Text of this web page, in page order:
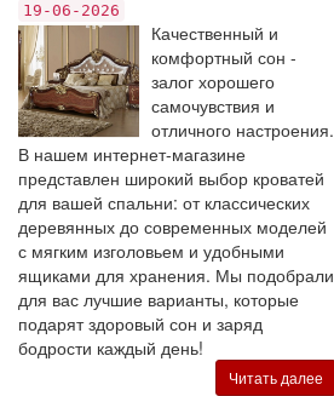
19-06-2026
Качественный и
комфортный сон -
залог хорошего
самочувствия и
отличного настроения.
В нашем интернет-магазине
представлен широкий выбор кроватей
для вашей спальни: от классических
деревянных до современных моделей
с мягким изголовьем и удобными
ящиками для хранения. Мы подобрали
для вас лучшие варианты, которые
подарят здоровый сон и заряд
бодрости каждый день!
Читать далее